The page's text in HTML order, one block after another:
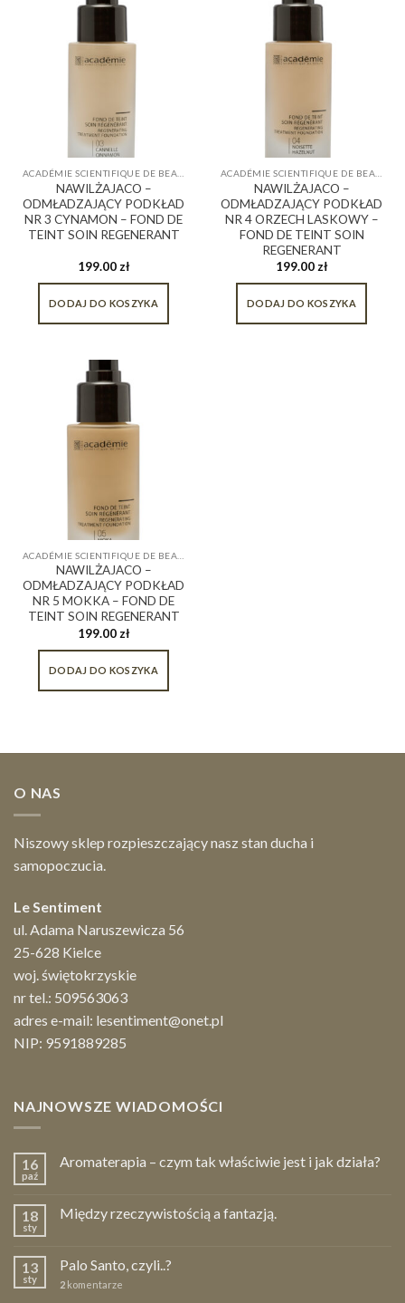
NAWILŻAJACO –
ODMŁADZAJĄCY PODKŁAD
NR 3 CYNAMON – FOND DE
TEINT SOIN REGENERANT
199.00 zł
DODAJ DO KOSZYKA
NAWILŻAJACO –
ODMŁADZAJĄCY PODKŁAD
NR 4 ORZECH LASKOWY –
FOND DE TEINT SOIN
REGENERANT
199.00 zł
DODAJ DO KOSZYKA
NAWILŻAJACO –
ODMŁADZAJĄCY PODKŁAD
NR 5 MOKKA – FOND DE
TEINT SOIN REGENERANT
199.00 zł
DODAJ DO KOSZYKA
O NAS
Niszowy sklep rozpieszczający nasz stan ducha i
samopoczucia.
Le Sentiment
ul. Adama Naruszewicza 56
25-628 Kielce
woj. świętokrzyskie
nr tel.: 509563063
adres e-mail: lesentiment@onet.pl
NIP: 9591889285
NAJNOWSZE WIADOMOŚCI
16
paź
Aromaterapia – czym tak właściwie jest i jak działa?
18
sty
Między rzeczywistością a fantazją.
13
sty
Palo Santo, czyli..?
2 komentarze